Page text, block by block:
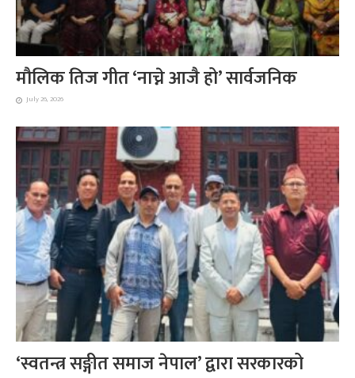
मौलिक तिज गीत ‘नाच्ने आजै हो’ सार्वजनिक
July 26, 2026
‘स्वतन्त्र सङ्गीत समाज नेपाल’ द्वारा सरकारको